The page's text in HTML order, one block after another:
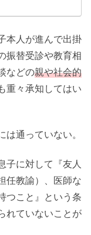
本人が進んで出掛
振替受診や教育相
などの親や社会的
重々承知してはい
通っていない。
子に対して『友人
任教諭）、医師な
つこと』という条
れていないことが